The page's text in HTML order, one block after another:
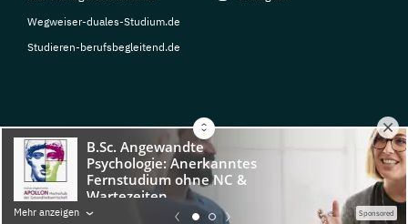
Mehr anzeigen Sponsored
Wegweiser-duales-Studium.de
Studieren-berufsbegleitend.de
© Copyright 2026, TarGroup Media GmbH
Impressum
Über
uns
Datenschutzerklärung Nutzungsbedingungen